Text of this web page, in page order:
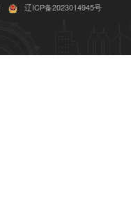
辽ICP备2023014945号